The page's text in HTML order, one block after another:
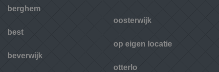
berghem
best
beverwijk
oosterwijk
op eigen locatie
otterlo